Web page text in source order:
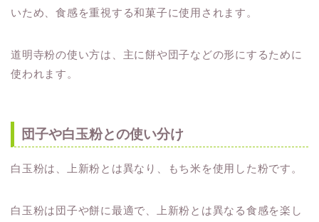
いため、食感を重視する和菓子に使用されます。
道明寺粉の使い方は、主に餅や団子などの形にするために
使われます。
団子や白玉粉との使い分け
白玉粉は、上新粉とは異なり、もち米を使用した粉です。
白玉粉は団子や餅に最適で、上新粉とは異なる食感を楽し